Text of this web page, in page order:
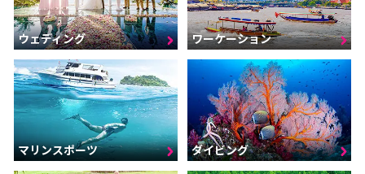
ウェディング ワーケーション
マリンスポーツ ダイビング